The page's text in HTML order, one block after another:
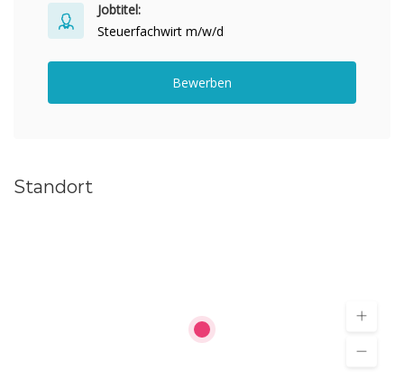
Jobtitel:
Steuerfachwirt m/w/d
Bewerben
Standort